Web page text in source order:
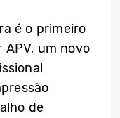
é o primeiro
um novo
de